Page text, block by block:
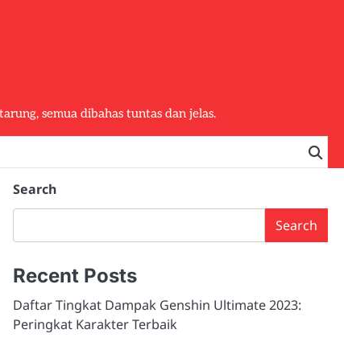
semua dibahas tuntas dan jelas.
Search
Search
Recent Posts
Daftar Tingkat Dampak Genshin Ultimate 2023:
Peringkat Karakter Terbaik